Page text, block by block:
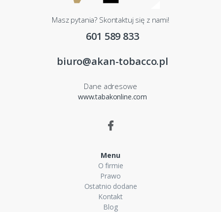
Masz pytania? Skontaktuj się z nami!
601 589 833
biuro@akan-tobacco.pl
Dane adresowe
www.tabakonline.com
Menu
O firmie
Prawo
Ostatnio dodane
Kontakt
Blog